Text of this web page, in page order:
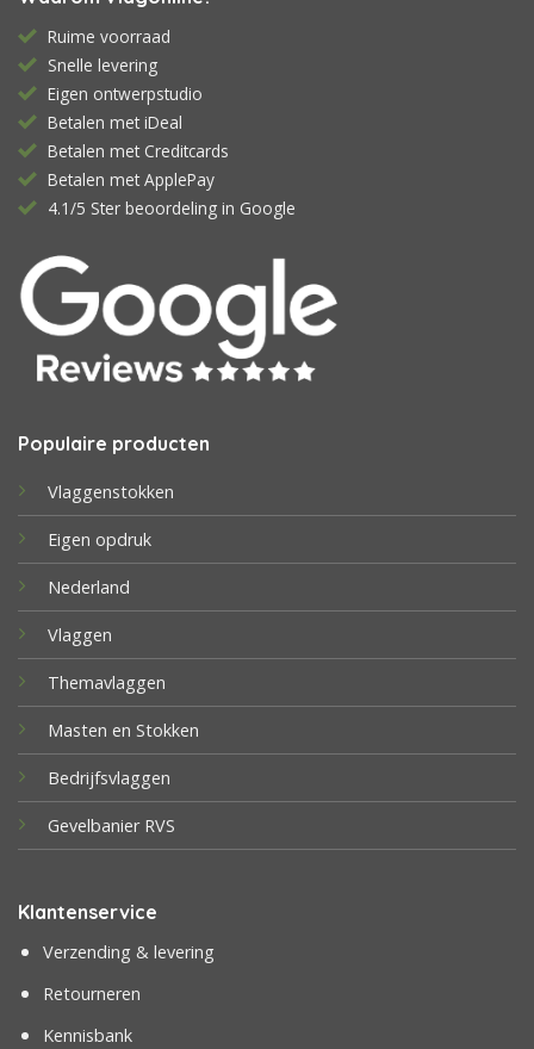
Ruime voorraad
Snelle levering
Eigen ontwerpstudio
Betalen met iDeal
Betalen met Creditcards
Betalen met ApplePay
4.1/5 Ster beoordeling in Google
Populaire producten
Vlaggenstokken
Eigen opdruk
Nederland
Vlaggen
Themavlaggen
Masten en Stokken
Bedrijfsvlaggen
Gevelbanier RVS
Klantenservice
Verzending & levering
Retourneren
Kennisbank